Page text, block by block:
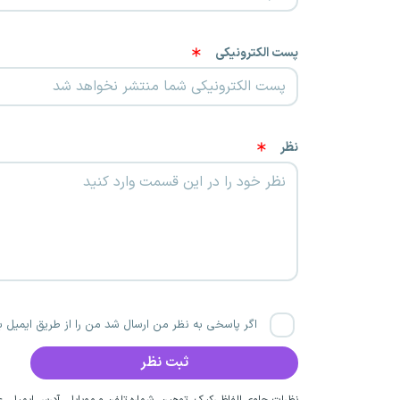
پست الکترونیکی
نظر
اگر پاسخی به نظر من ارسال شد من را از طریق ایمیل